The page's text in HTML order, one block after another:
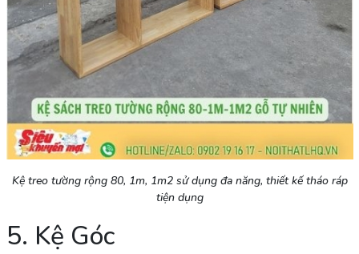
Kệ treo tường rộng 80, 1m, 1m2 sử dụng đa năng, thiết kế tháo ráp
tiện dụng
5. Kệ Góc